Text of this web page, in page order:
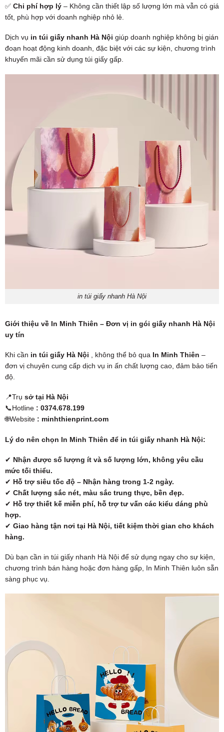
✅ Chi phí hợp lý– Không cần thiết lập số lượng lớn mà vẫn có giá
tốt, phù hợp với doanh nghiệp nhỏ lẻ.
Dịch vụ in túi giấy nhanh Hà Nội giúp doanh nghiệp không bị gián
đoạn hoạt động kinh doanh, đặc biệt với các sự kiện, chương trình
khuyến mãi cần sử dụng túi giấy gấp.
in túi giấy nhanh Hà Nội
Giới thiệu về In Minh Thiên – Đơn vị in gói giấy nhanh Hà Nội
uy tín
Khi cần in túi giấy Hà Nội , không thể bỏ qua In Minh Thiên –
đơn vị chuyên cung cấp dịch vụ in ấn chất lượng cao, đảm bảo tiến
độ.
📍Trụ sở tại Hà Nội
📞Hotline : 0374.678.199
🌐Website : minhthienprint.com
Lý do nên chọn In Minh Thiên để in túi giấy nhanh Hà Nội:
✔ Nhận được số lượng ít và số lượng lớn, không yêu cầu
mức tối thiểu.
✔ Hỗ trợ siêu tốc độ – Nhận hàng trong 1-2 ngày.
✔ Chất lượng sắc nét, màu sắc trung thực, bền đẹp.
✔ Hỗ trợ thiết kế miễn phí, hỗ trợ tư vấn các kiểu dáng phù
hợp.
✔ Giao hàng tận nơi tại Hà Nội, tiết kiệm thời gian cho khách
hàng.
Dù bạn cần in túi giấy nhanh Hà Nội để sử dụng ngay cho sự kiện,
chương trình bán hàng hoặc đơn hàng gấp, In Minh Thiên luôn sẵn
sàng phục vụ.